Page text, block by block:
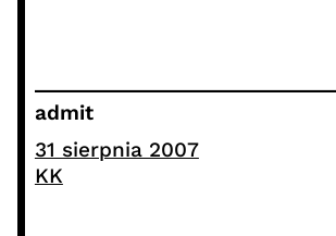
admit
31 sierpnia 2007
KK